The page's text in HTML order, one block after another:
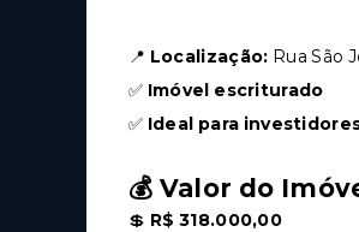
📍 Localização: Rua São
✅ Imóvel escriturado
✅ Ideal para
💰 Valor do
💲 R$ 318.000,00